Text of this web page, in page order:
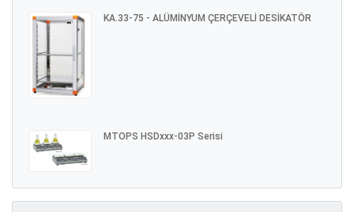
KA.33-75 - ALÜMİNYUM ÇERÇEVELİ DESİKATÖR
MTOPS HSDxxx-03P Serisi